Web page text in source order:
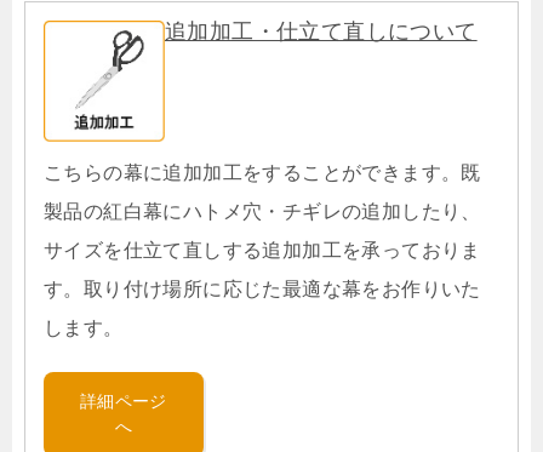
追加加工・仕立て直しについて
こちらの幕に追加加工をすることができます。既
製品の紅白幕にハトメ穴・チギレの追加したり、
サイズを仕立て直しする追加加工を承っておりま
す。取り付け場所に応じた最適な幕をお作りいた
します。
詳細ページ
へ